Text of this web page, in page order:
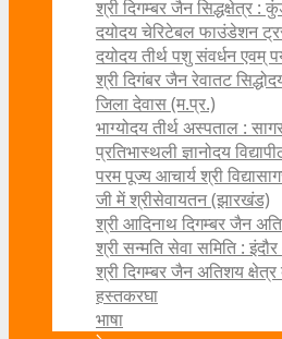
श्री दिगम्बर जैन सिद्धक्षेत्र :
दयोदय चेरिटेबल फाउंडेशन
दयोदय तीर्थ पशु संवर्धन एवम्‌
श्री दिगंबर जैन रेवातट
जिला देवास (म.प्र.)
भाग्योदय तीर्थ अस्पताल :
प्रतिभास्थली ज्ञानोदय
परम पूज्य आचार्य श्री
जी में श्रीसेवायतन (झारखंड)
श्री आदिनाथ दिगम्बर जैन
श्री सन्मति सेवा समिति :
श्री दिगम्बर जैन अतिशय क्षेत्र
हस्तकरघा
भाषा